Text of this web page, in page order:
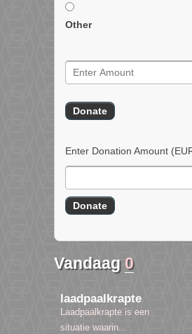
Other
Enter Donation Amount
Vandaag 0
laadpaalkrapte
Laadpaalkrapte is een
situatie waarin...